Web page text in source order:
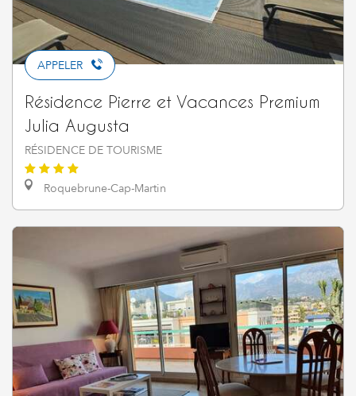
APPELER
Résidence Pierre et Vacances Premium
Julia Augusta
RÉSIDENCE DE TOURISME
Roquebrune-Cap-Martin